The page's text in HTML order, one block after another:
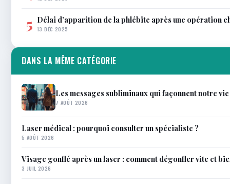
5 Délai d’apparition de la phlébite après une opération
13 DÉC 2025
DANS LA MÊME CATÉGORIE
Les messages subliminaux qui façonnent notre vie
7 AOÛT 2026
Laser médical : pourquoi consulter un spécialiste ?
5 AOÛT 2026
Visage gonflé après un laser : comment dégonfler vite et
3 JUIL 2026